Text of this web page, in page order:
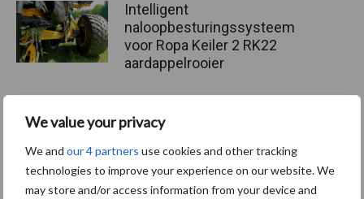
We value your privacy
We and our 4 partners use cookies and other tracking
technologies to improve your experience on our website. We
may store and/or access information from your device and
Intelligent
naloopbesturingssysteem
voor Ropa Keiler 2 RK22
aardappelrooier
Bemesting Gewas & ruwvoer Loonwerk